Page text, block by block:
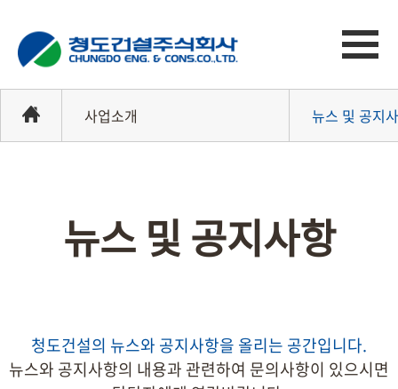
사업소개 뉴스 및 공지
홍보자료실
뉴스 및 공지사항
청도건설의 뉴스와 공지사항을 올리는 공간입니다.
뉴스와 공지사항의 내용과 관련하여 문의사항이 있으시면